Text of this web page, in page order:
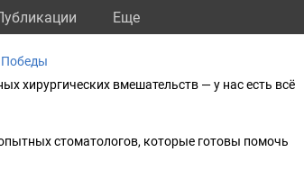
Eще
Победы
хирургических вмешательств — у нас есть всё
стоматологов, которые готовы помочь